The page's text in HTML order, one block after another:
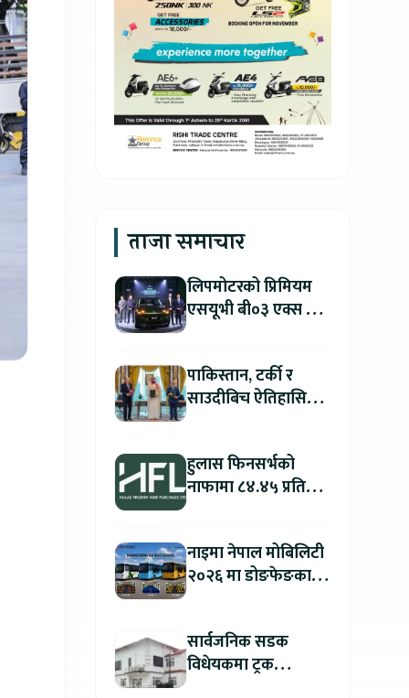
ताजा समाचार
लिपमोटरको प्रिमियम
एसयूभी बी०३ एक्स प्रो
ग्राहकलाई रु. ४४.९९
लाखको विशेष अफर
पाकिस्तान, टर्की र
साउदीबिच ऐतिहासिक
हुलास फिनसर्भको
नाफामा ८४.४५ प्रतिशत
नाइमा नेपाल मोबिलिटी
२०२६ मा डोङफेङका
बुकिङ गर्दा विशेष छुट
सार्वजनिक सडक
विधेयकमा ट्रक